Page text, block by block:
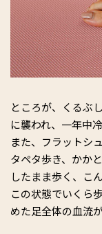
ところが、くるぶ
に襲われ、一年中
また、フラットシ
タペタ歩き、かか
したまま歩く、こ
この状態でいくら
めた足全体の血流